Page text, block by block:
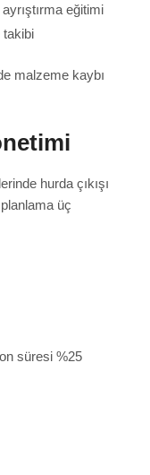
eğitimi
takibi
malzeme kaybı
hurda çıkışı
üç
süresi %25